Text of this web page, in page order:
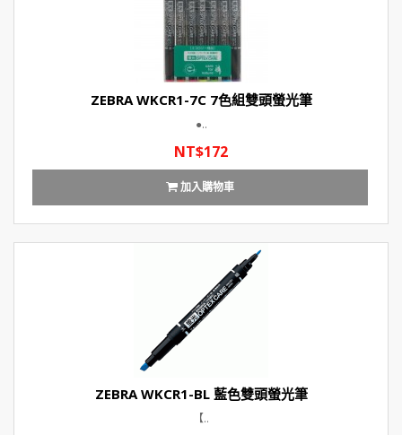
ZEBRA WKCR1-7C 7色組雙頭螢光筆
●..
NT$172
加入購物車
ZEBRA WKCR1-BL 藍色雙頭螢光筆
【..